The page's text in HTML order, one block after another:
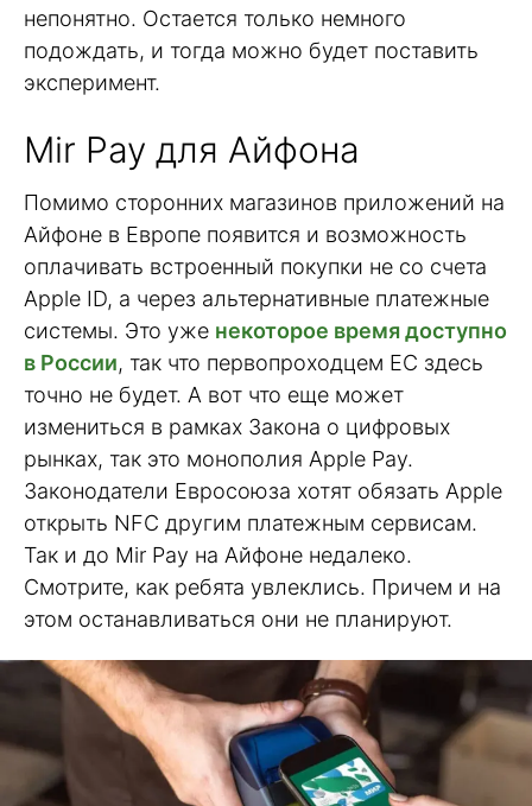
непонятно. Остается только немного
подождать, и тогда можно будет поставить
эксперимент.
Mir Pay для Айфона
Помимо сторонних магазинов приложений на
Айфоне в Европе появится и возможность
оплачивать встроенный покупки не со счета
Apple ID, а через альтернативные платежные
системы. Это уже некоторое время доступно
в России, так что первопроходцем ЕС здесь
точно не будет. А вот что еще может
измениться в рамках Закона о цифровых
рынках, так это монополия Apple Pay.
Законодатели Евросоюза хотят обязать Apple
открыть NFC другим платежным сервисам.
Так и до Mir Pay на Айфоне недалеко.
Смотрите, как ребята увлеклись. Причем и на
этом останавливаться они не планируют.